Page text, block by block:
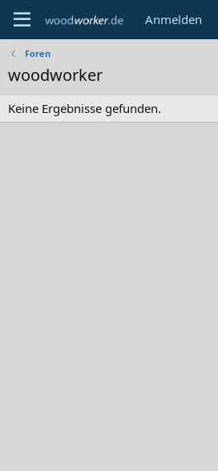
Anmelden
Foren
woodworker
Keine Ergebnisse gefunden.